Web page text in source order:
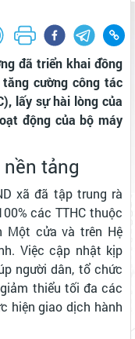
đã triển khai đồng
cường công tác
lấy sự hài lòng của
động của bộ máy
tảng
xã đã tập trung rà
các TTHC thuộc
Một cửa và trên Hệ
Việc cập nhật kịp
người dân, tổ chức
thiểu tối đa các
hiện giao dịch hành